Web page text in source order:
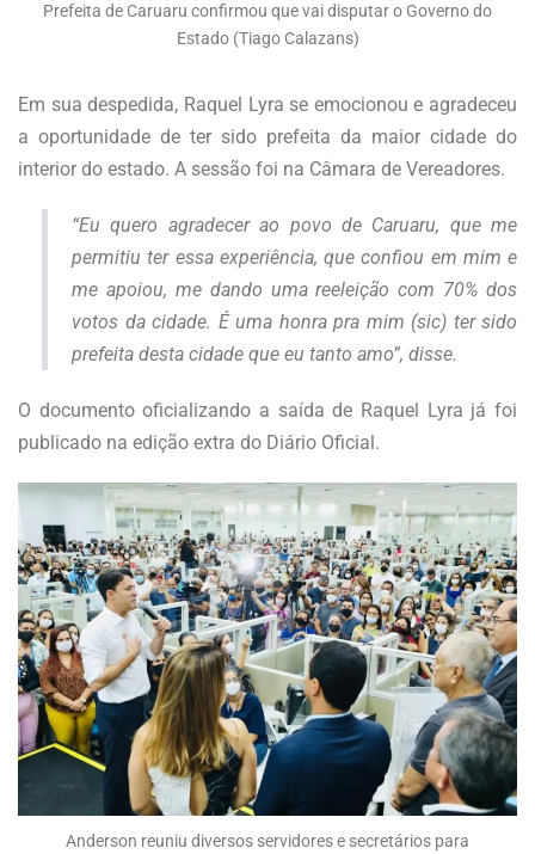
Prefeita de Caruaru confirmou que vai disputar o Governo do
Estado (Tiago Calazans)
Em sua despedida, Raquel Lyra se emocionou e agradeceu
a oportunidade de ter sido prefeita da maior cidade do
interior do estado. A sessão foi na Câmara de Vereadores.
“Eu quero agradecer ao povo de Caruaru, que me
permitiu ter essa experiência, que confiou em mim e
me apoiou, me dando uma reeleição com 70% dos
votos da cidade. É uma honra pra mim (sic) ter sido
prefeita desta cidade que eu tanto amo”, disse.
O documento oficializando a saída de Raquel Lyra já foi
publicado na edição extra do Diário Oficial.
Anderson reuniu diversos servidores e secretários para